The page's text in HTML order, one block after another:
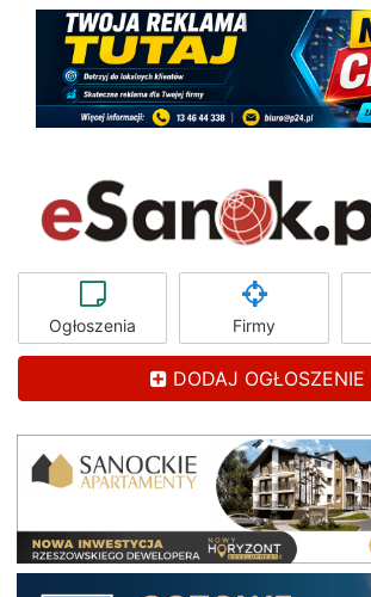
Ogłoszenia Firmy
DODAJ OGŁOSZENIE